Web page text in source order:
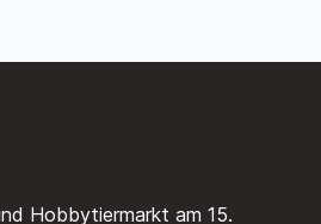
Hobbytiermarkt am 15.